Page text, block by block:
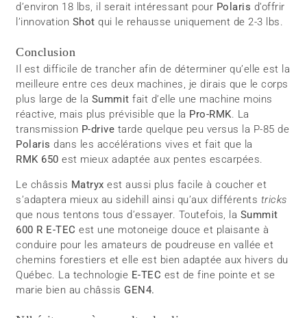
d’environ 18 lbs, il serait intéressant pour Polaris d’offrir
l’innovation Shot qui le rehausse uniquement de 2-3 lbs.
Conclusion
Il est difficile de trancher afin de déterminer qu’elle est la
meilleure entre ces deux machines, je dirais que le corps
plus large de la Summit fait d’elle une machine moins
réactive, mais plus prévisible que la Pro-RMK. La
transmission P-drive tarde quelque peu versus la P-85 de
Polaris dans les accélérations vives et fait que la
RMK 650 est mieux adaptée aux pentes escarpées.
Le châssis Matryx est aussi plus facile à coucher et
s’adaptera mieux au sidehill ainsi qu’aux différents tricks
que nous tentons tous d’essayer. Toutefois, la Summit
600 R E-TEC est une motoneige douce et plaisante à
conduire pour les amateurs de poudreuse en vallée et
chemins forestiers et elle est bien adaptée aux hivers du
Québec. La technologie E-TEC est de fine pointe et se
marie bien au châssis GEN4.